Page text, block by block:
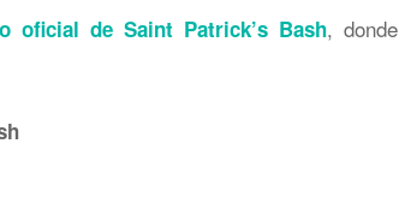
oficial de Saint Patrick’s Bash, donde